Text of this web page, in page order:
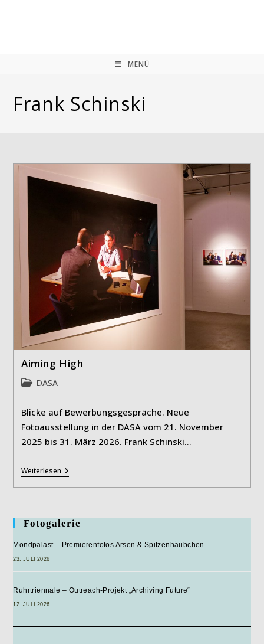
MENÜ
Frank Schinski
Aiming High
Beitrags-
DASA
Blicke auf Bewerbungsgespräche. Neue
Fotoausstellung in der DASA vom 21. November
2025 bis 31. März 2026. Frank Schinski…
WeiterlesenAiming
High
Fotogalerie
Mondpalast – Premierenfotos Arsen & Spitzenhäubchen
23. JULI 2026
Ruhrtriennale – Outreach-Projekt „Archiving Future“
12. JULI 2026